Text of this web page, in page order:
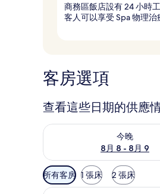
商務區飯店設有 24 小時
客人可以享受 Spa 物理治
客房選項
查看這些日期的供應
今晚
8月 8 - 8月 9
查看今晚 (8月 8 - 8月 9) 的
可
用
所有客房 1 張床 2 張床